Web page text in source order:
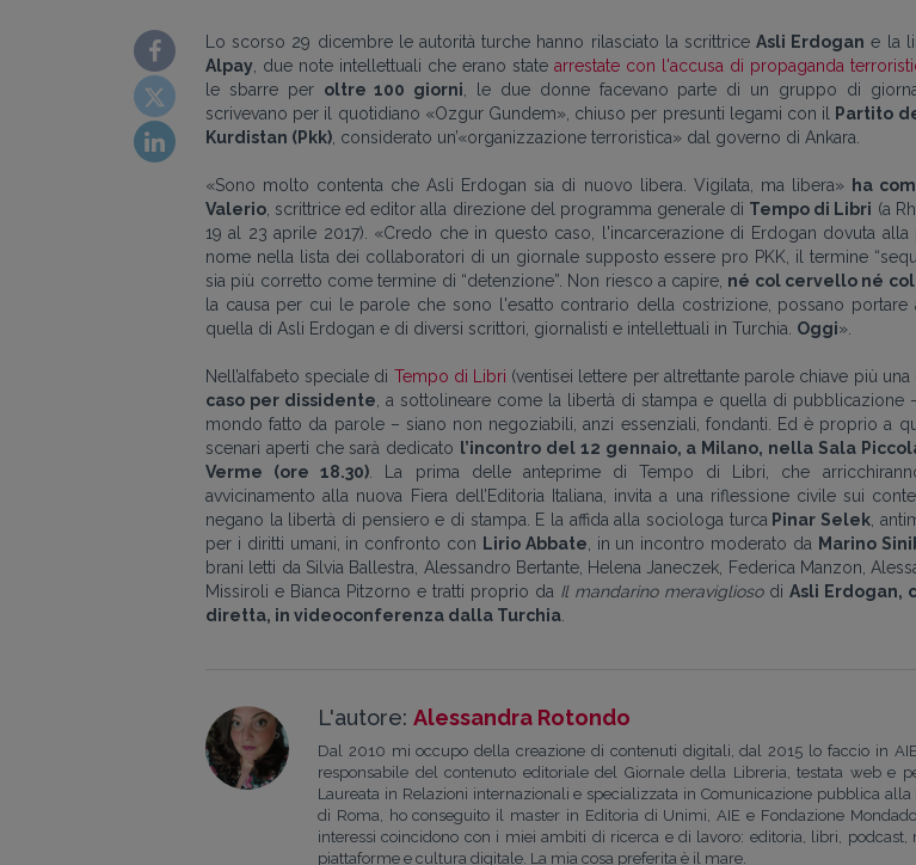
Lo scorso 29 dicembre le autorità turche hanno rilasciato la scrittriceAsli Erdogan e la
Alpay , due note intellettuali che erano state arrestate con l'accusa di propaganda
le sbarre per oltre 100 giorni , le due donne facevano parte di un gruppo di
scrivevano per il quotidiano «Ozgur Gundem», chiuso per presunti legami con il
Partito
Kurdistan (Pkk) , considerato un’«organizzazione terroristica» dal governo di Ankara.
«Sono molto contenta che Asli Erdogan sia di nuovo libera. Vigilata, ma libera» ha
Valerio , scrittrice ed editor alla direzione del programma generale di Tempo di Libri (a
19 al 23 aprile 2017). «Credo che in questo caso, l'incarcerazione di Erdogan dovuta
nome nella lista dei collaboratori di un giornale supposto essere pro PKK, il termine
sia più corretto come termine di “detenzione”. Non riesco a capire, né col cervello né
la causa per cui le parole che sono l'esatto contrario della costrizione, possano portare
quella di Asli Erdogan e di diversi scrittori, giornalisti e intellettuali in Turchia. Oggi».
Nell’alfabeto speciale di Tempo di Libri (ventisei lettere per altrettante parole chiave più una
caso per dissidente , a sottolineare come la libertà di stampa e quella di pubblicazione
mondo fatto da parole – siano non negoziabili, anzi essenziali, fondanti. Ed è proprio a
scenari aperti che sarà dedicato l’incontro del 12 gennaio, a Milano, nella Sala
Verme (ore 18.30) . La prima delle anteprime di Tempo di Libri, che
avvicinamento alla nuova Fiera dell’Editoria Italiana, invita a una riflessione civile sui
negano la libertà di pensiero e di stampa. E la affida alla sociologa turca Pinar Selek ,
per i diritti umani, in confronto con Lirio Abbate , in un incontro moderato da Marino
brani letti da Silvia Ballestra, Alessandro Bertante, Helena Janeczek, Federica Manzon,
Missiroli e Bianca Pitzorno e tratti proprio da Il mandarino meravigliosodi Asli Erdogan,
diretta, in videoconferenza dalla Turchia
L'autore: Alessandra Rotondo
Dal 2010 mi occupo della creazione di contenuti digitali, dal 2015 lo faccio in
responsabile del contenuto editoriale del Giornale della Libreria, testata web e
Laureata in Relazioni internazionali e specializzata in Comunicazione pubblica alla
di Roma, ho conseguito il master in Editoria di Unimi, AIE e Fondazione
interessi coincidono con i miei ambiti di ricerca e di lavoro: editoria, libri, podcast,
piattaforme e cultura digitale. La mia cosa preferita è il mare.